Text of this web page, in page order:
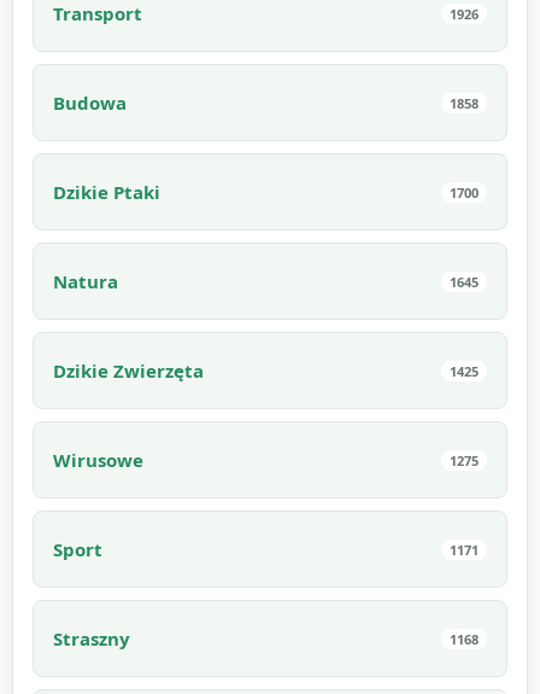
Transport 1926
Budowa 1858
Dzikie Ptaki 1700
Natura 1645
Dzikie Zwierzęta 1425
Wirusowe 1275
Sport 1171
Straszny 1168